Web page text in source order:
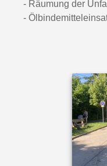
- Räumung der
-